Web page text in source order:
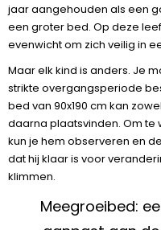
jaar aangehouden als een
een groter bed. Op deze
evenwicht om zich veilig in
Maar elk kind is anders. Je
strikte overgangsperiode
bed van 90x190 cm kan
daarna plaatsvinden. Om te
kun je hem observeren en
dat hij klaar is voor
klimmen.
Meegroeibed: